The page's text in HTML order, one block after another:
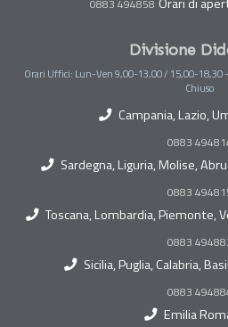
0883 494858
Divisione
Orari Uffici: Lun-Ven 9,00-13,00 / 15,00-18,30
Chiuso
Campania, Lazio,
0883
Sardegna, Liguria, Molise,
0883
Toscana, Lombardia, Piemonte,
0883
Sicilia, Puglia, Calabria,
0883
Emilia